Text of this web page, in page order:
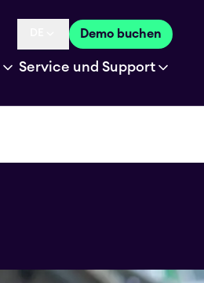
Language selected is
Demo buchen
Service und Support